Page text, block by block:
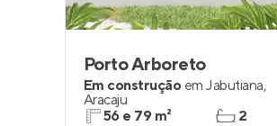
Porto Arboreto
Em construção em Jabutiana,
Aracaju
56 e 79 m²
2